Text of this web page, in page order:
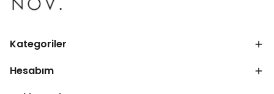
Kategoriler
Hesabım